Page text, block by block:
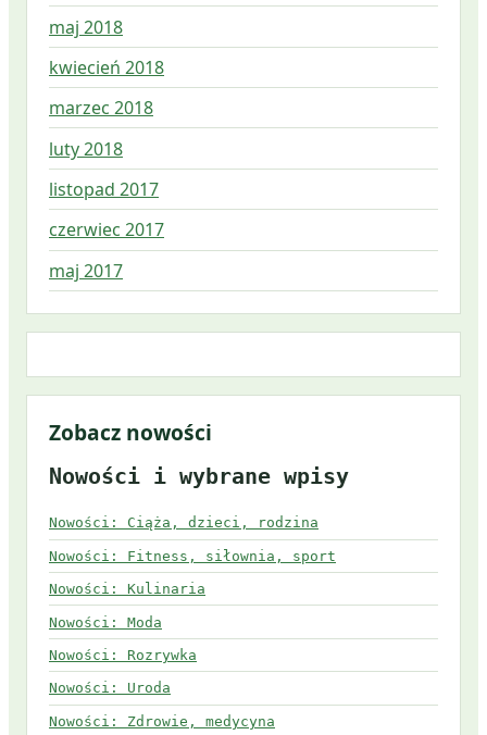
maj 2018
kwiecień 2018
marzec 2018
luty 2018
listopad 2017
czerwiec 2017
maj 2017
Zobacz nowości
Nowości i wybrane wpisy
Nowości: Ciąża, dzieci, rodzina
Nowości: Fitness, siłownia, sport
Nowości: Kulinaria
Nowości: Moda
Nowości: Rozrywka
Nowości: Uroda
Nowości: Zdrowie, medycyna